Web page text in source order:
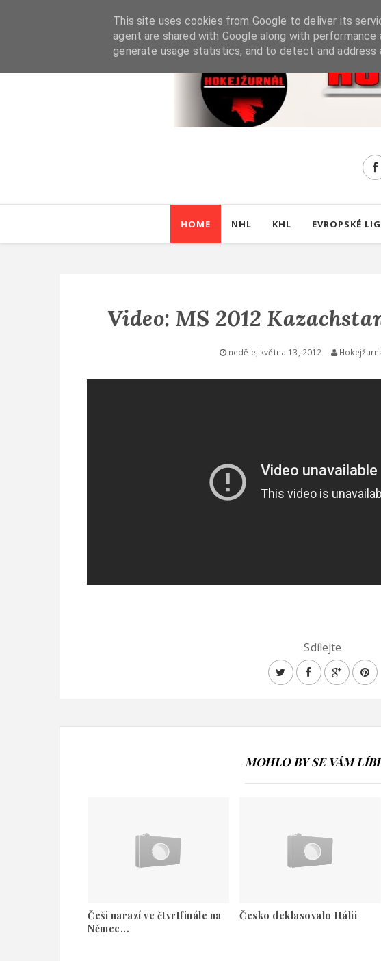
HOME NHL KHL EVROPSKÉ
Video: MS 2012
neděle, května 13, 2012
Sdílejte
MOHLO BY SE VÁM
Češi narazí ve čtvrtfinále na
Němec...
Česko deklasovalo Itálii
This site uses cookies from Google to deliver its
agent are shared with Google along with
generate usage statistics, and to detect and address